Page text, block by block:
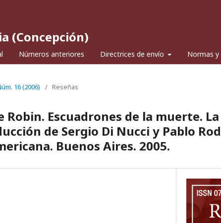
(Concepción)
Números anteriores Directrices de envío Normas
16 (2006) / Reseñas
Escuadrones de la muerte.
de Sergio Di Nucci y Pablo
Buenos Aires. 2005.